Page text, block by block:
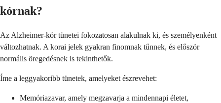
kórnak?
Az Alzheimer-kór tünetei fokozatosan alakulnak ki, és személyenként
változhatnak. A korai jelek gyakran finomnak tűnnek, és először
normális öregedésnek is tekinthetők.
Íme a leggyakoribb tünetek, amelyeket észrevehet:
Memóriazavar, amely megzavarja a mindennapi életet,